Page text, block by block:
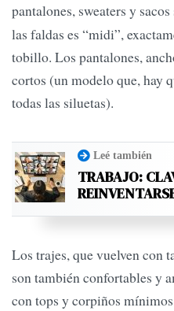
pantalones, sweaters y sacos
las faldas es “midi”,
tobillo. Los pantalones,
cortos (un modelo que, hay
todas las siluetas).
Leé también
TRABAJO:
Los trajes, que vuelven con
son también confortables y
con tops y corpiños